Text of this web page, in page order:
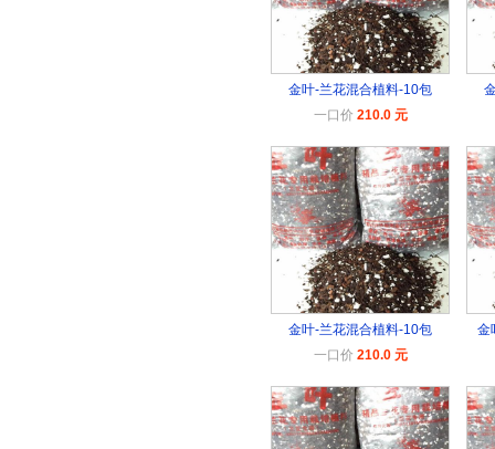
金叶-兰花混合植料-10包
一口价 210.0 元
金叶-兰花混合植料-10包
一口价 210.0 元
金